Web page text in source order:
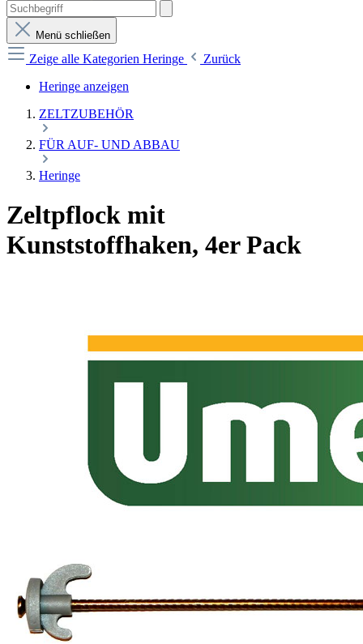
Menü schließen
Zeige alle Kategorien Heringe
Zurück
Heringe anzeigen
ZELTZUBEHÖR
FÜR AUF- UND ABBAU
Heringe
Zeltpflock mit
Kunststoffhaken, 4er Pack